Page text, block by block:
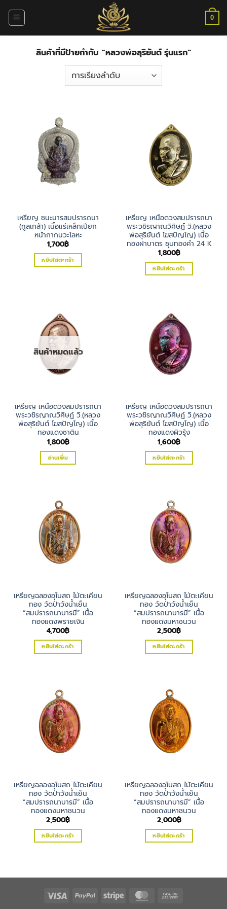
0
สินค้าที่มีป้ายกำกับ “หลวงพ่อสุริยันต์ รุ่นแรก”
เหรียญ ชนะมารสมปรารถนา
(ทูลเกล้า) เนื้อแร่เหล็กเปียก
หน้ากากนวะโลหะ
1,700฿
หยิบใส่ตะกร้า
เหรียญ เหนือดวงสมปรารถนา
พระวชิรญาณวิศิษฏ์ วิ.(หลวง
พ่อสุริยันต์ โฆสปัญโญ) เนื้อ
ทองฝาบาตร ชุบทองคำ 24 K
1,800฿
หยิบใส่ตะกร้า
สินค้าหมดแล้ว
เหรียญ เหนือดวงสมปรารถนา
พระวชิรญาณวิศิษฏ์ วิ.(หลวง
พ่อสุริยันต์ โฆสปัญโญ) เนื้อ
ทองแดงซาติน
1,800฿
อ่านเพิ่ม
เหรียญ เหนือดวงสมปรารถนา
พระวชิรญาณวิศิษฏ์ วิ.(หลวง
พ่อสุริยันต์ โฆสปัญโญ) เนื้อ
ทองแดงผิวรุ้ง
1,600฿
หยิบใส่ตะกร้า
เหรียญฉลองอุโบสถ ไม้ตะเคียน
ทอง วัดป่าวังน้ำเย็น
“สมปรารถนาบารมี” เนื้อ
ทองแดงพรายเงิน
4,700฿
หยิบใส่ตะกร้า
เหรียญฉลองอุโบสถ ไม้ตะเคียน
ทอง วัดป่าวังน้ำเย็น
“สมปรารถนาบารมี” เนื้อ
ทองแดงมหาชนวน
2,500฿
หยิบใส่ตะกร้า
เหรียญฉลองอุโบสถ ไม้ตะเคียน
ทอง วัดป่าวังน้ำเย็น
“สมปรารถนาบารมี” เนื้อ
ทองแดงมหาชนวน
2,500฿
หยิบใส่ตะกร้า
เหรียญฉลองอุโบสถ ไม้ตะเคียน
ทอง วัดป่าวังน้ำเย็น
“สมปรารถนาบารมี” เนื้อ
ทองแดงมหาชนวน
2,000฿
หยิบใส่ตะกร้า